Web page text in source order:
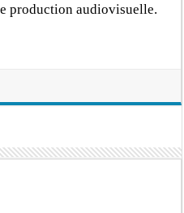
production audiovisuelle.